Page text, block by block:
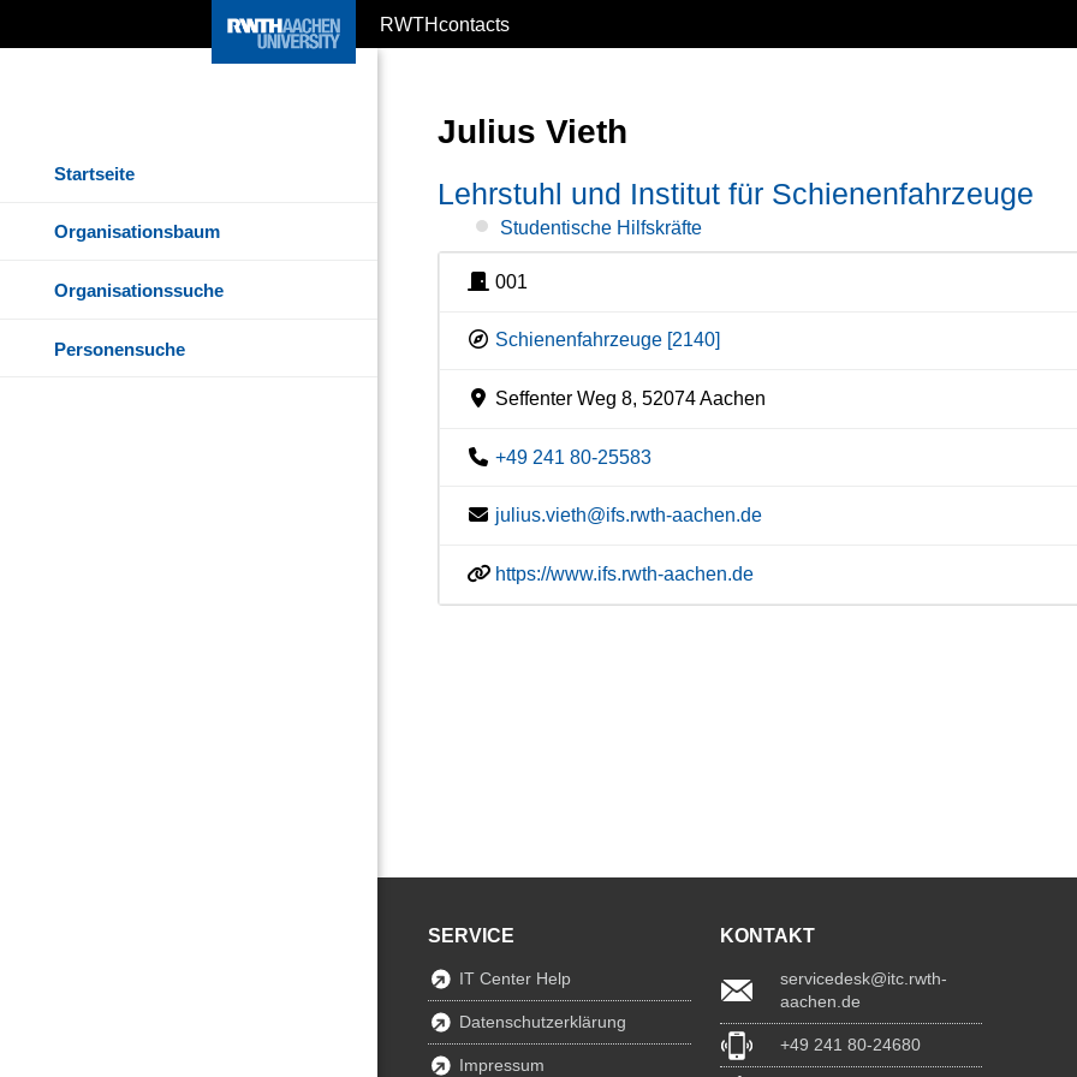
RWTHcontacts
Startseite
Organisationsbaum
Organisationssuche
Personensuche
Julius Vieth
Lehrstuhl und Institut für Schienenfahrzeuge
Studentische Hilfskräfte
001
Schienenfahrzeuge [2140]
Seffenter Weg 8, 52074 Aachen
+49 241 80-25583
julius.vieth@ifs.rwth-aachen.de
https://www.ifs.rwth-aachen.de
SERVICE
IT Center Help
Datenschutzerklärung
Impressum
KONTAKT
servicedesk@itc.rwth-
aachen.de
+49 241 80-24680